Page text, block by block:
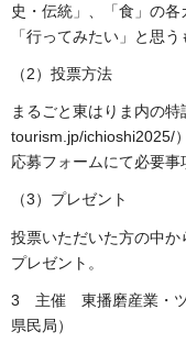
史・伝統」、「食」の各
「行ってみたい」と思
（2）投票方法
まるごと東はりま内の
tourism.jp/ichioshi2025/
応募フォームにて必要事
（3）プレゼント
投票いただいた方の中
プレゼント。
3 主催 東播磨産業・ツ
県民局）